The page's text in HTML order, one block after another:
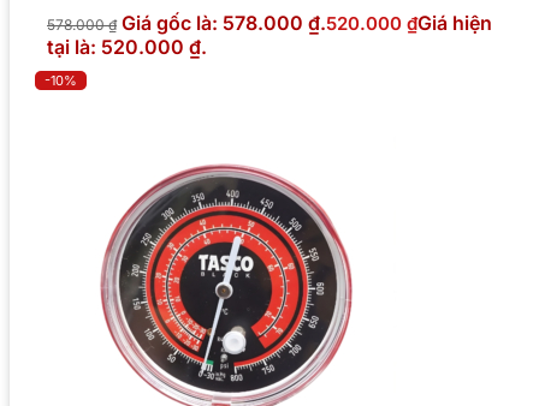
578.000₫ Giá gốc là: 578.000 ₫.520.000 ₫Giá hiện
tại là: 520.000 ₫.
-10%